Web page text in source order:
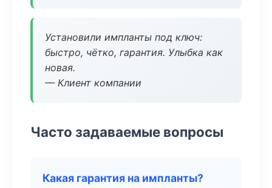
Установили импланты под ключ:
быстро, чётко, гарантия. Улыбка как
новая.
— Клиент компании
Часто задаваемые вопросы
Какая гарантия на импланты?